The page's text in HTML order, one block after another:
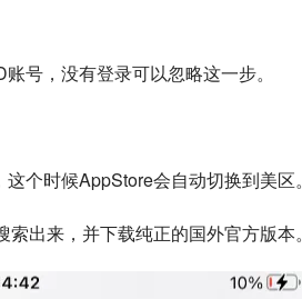
号，没有登录可以忽略这一步。
个时候AppStore会自动切换到美区。
出来，并下载纯正的国外官方版本。